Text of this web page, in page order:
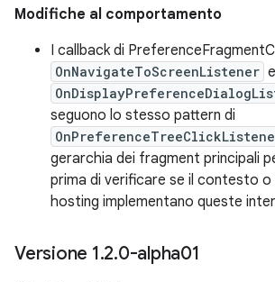
Modifiche al comportamento
I callback di
OnNavigateToScreenListener e
seguono lo stesso pattern di
gerarchia dei fragment principali
prima di verificare se il contesto
hosting implementano queste
Versione 1.2.0-alpha01